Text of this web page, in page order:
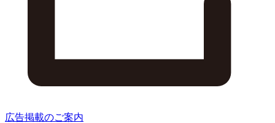
広告掲載のご案内